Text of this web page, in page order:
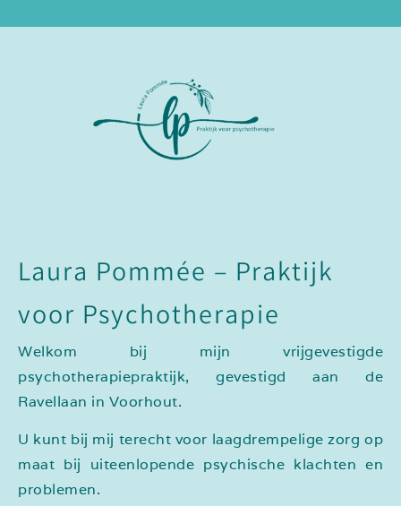
Laura Pommée – Praktijk
voor Psychotherapie
Welkom bij mijn vrijgevestigde
psychotherapiepraktijk, gevestigd aan de
Ravellaan in Voorhout.
U kunt bij mij terecht voor laagdrempelige zorg op
maat bij uiteenlopende psychische klachten en
problemen.